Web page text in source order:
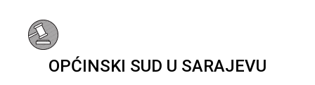
OPĆINSKI SUD U SARAJEVU